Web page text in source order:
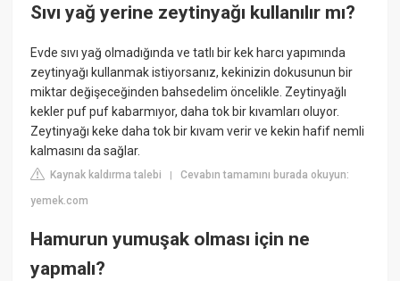
Sıvı yağ yerine zeytinyağı kullanılır mı?
Evde sıvı yağ olmadığında ve tatlı bir kek harcı yapımında
zeytinyağı kullanmak istiyorsanız, kekinizin dokusunun bir
miktar değişeceğinden bahsedelim öncelikle. Zeytinyağlı
kekler puf puf kabarmıyor, daha tok bir kıvamları oluyor.
Zeytinyağı keke daha tok bir kıvam verir ve kekin hafif nemli
kalmasını da sağlar.
Kaynak kaldırma talebi |Cevabın tamamını burada okuyun:
yemek.com
Hamurun yumuşak olması için ne
yapmalı?